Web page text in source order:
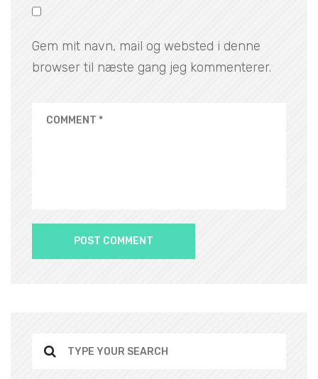
Gem mit navn, mail og websted i denne
browser til næste gang jeg kommenterer.